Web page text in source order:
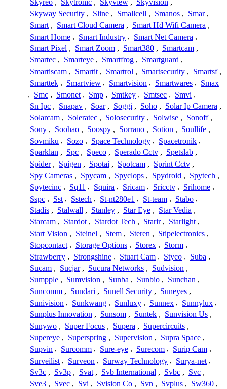
Skyreo , Skytronic , Skyview , Skyvision ,
Skyway Security , Sline , Smallcell , Smanos , Smar ,
Smart , Smart Cloud Camera , Smart Hd Wifi Camera ,
Smart Home , Smart Industry , Smart Net Camera ,
Smart Pixel , Smart Zoom , Smart380 , Smartcam ,
Smartec , Smarteye , Smartfrog , Smartguard ,
Smartiscam , Smartit , Smartrol , Smartsecurity , Smartsf ,
Smarttek , Smartview , Smartvision , Smartwares , Smax
, Smc , Smonet , Smp , Smtkey , Smtsec , Smvi ,
Sn Ipc , Snapav , Soar , Soggi , Soho , Solar Ip Camera ,
Solarcam , Soleratec , Solosecurity , Solwise , Sonoff ,
Sony , Soohao , Soospy , Sorrano , Sotion , Soullife ,
Sovmiku , Sozo , Space Technology , Spacetronik ,
Sparklan , Spc , Speco , Sperado Cctv , Spetslab ,
Spider , Spigen , Spotai , Spotcam , Sprint Cctv ,
Spy Cameras , Spycam , Spyclops , Spydroid , Spytech ,
Spytecinc , Sq11 , Squira , Sricam , Sricctv , Srihome ,
Sspc , Sst , Sstech , St-nt280e1 , St-team , Stabo ,
Stadis , Stalwall , Stanley , Star Eye , Star Vedia ,
Starcam , Stardot , Stardot Tech , Starir , Starlight ,
Start Vision , Steinel , Stem , Steren , Stipelectronics ,
Stopcontact , Storage Options , Storex , Storm ,
Strawberry , Strongshine , Stuart Cam , Styco , Suba ,
Sucam , Sucjar , Sucura Networks , Sudvision ,
Sumpple , Sumvision , Sunba , Sunbio , Sunchan ,
Suncomm , Sundari , Sunell Security , Suneyes ,
Sunivision , Sunkwang , Sunluxy , Sunnex , Sunnylux ,
Sunplus Innovation , Sunsom , Suntek , Sunvision Us ,
Sunywo , Super Focus , Supera , Supercircuits ,
Supereye , Superspring , Supervision , Supra Space ,
Supvin , Surcomm , Sure-eye , Surecom , Surip Cam ,
Surveilist , Surveon , Surway Technology , Surya-net ,
Sv3c , Sv3p , Svat , Svb International , Svbc , Svc ,
Sve3 , Svec , Svi , Svision Co , Svn , Svplus , Sw360 ,